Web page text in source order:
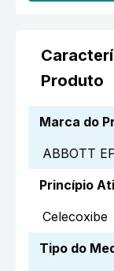
Produto
Marca do
ABBOTT
Princípio
Celecoxibe
Tipo do